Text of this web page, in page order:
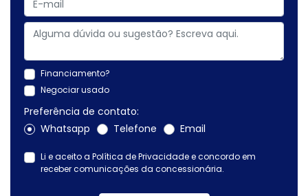
Financiamento?
Negociar usado
Preferência de contato:
Whatsapp
Telefone Email
Li e aceito a Política de Privacidadee concordo em
receber comunicações da concessionária.